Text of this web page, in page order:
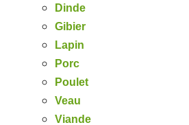
Dinde
Gibier
Lapin
Porc
Poulet
Veau
Viande